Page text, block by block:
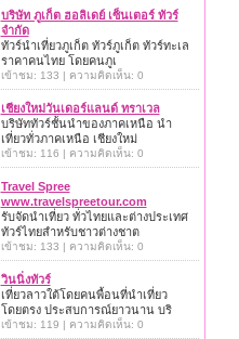
บริษัท ภูเก็ต ฮอลิเดย์ เซ็นเตอร์ ทัวร์
จำกัด
ทัวร์นำเที่ยวภูเก็ต ทัวร์ภูเก็ต ทัวร์ทะเล
ราคาคนไทย โดยคนภูเ
เข้าชม: 133 | ความคิดเห็น: 0
เชียงใหม่วันเดอร์แลนด์ ทราเวล
บริษัททัวร์ชั้นนำของภาคเหนือ นำ
เที่ยวทั่วภาคเหนือ เชียงใหม่
เข้าชม: 116 | ความคิดเห็น: 0
Travel Spree
www.travelspreetour.com
รับจัดนำเที่ยว ทั่วไทยและต่างประเทศ
ทัวร์ไทยสำหรับชาวต่างชาต
เข้าชม: 133 | ความคิดเห็น: 0
วินนิ่งทัวร์
เที่ยวลาวใต้โดยคนพื้อนที่นำเที่ยว
โดยตรง ประสบการณ์ยาวนาน บริ
เข้าชม: 119 | ความคิดเห็น: 0